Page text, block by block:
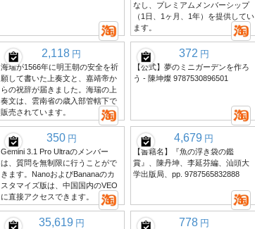
なし、プレミアムメンバーシップ
（1日、1ヶ月、1年）を提供してい
ます。
2,118 円
海瑞が1566年に明王朝の安全を祈
願して書いた上奏文と、嘉靖帝か
らの祝辞が届きました。海瑞の上
奏文は、雲南省の歳入部管轄下で
販売されています。
372 円
【公式】夢のミニガーデンを作ろ
う - 陳坤燦 9787530896501
350 円
Gemini 3.1 Pro Ultraのメンバー
は、質問を無制限に行うことがで
きます。NanoおよびBananaのカ
スタマイズ版は、中国国内のVEO
に直接アクセスできます。
4,679 円
【書籍名】『魚の浮き袋の鑑
賞』、陳丹坤、李延芬編、汕頭大
学出版局、pp. 9787565832888
35,619 円 778 円